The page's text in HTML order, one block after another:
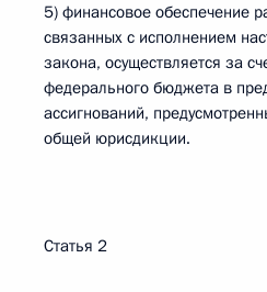
5) финансовое обеспечение
связанных с исполнением
закона, осуществляется за
федерального бюджета в
ассигнований,
общей юрисдикции.
Статья 2